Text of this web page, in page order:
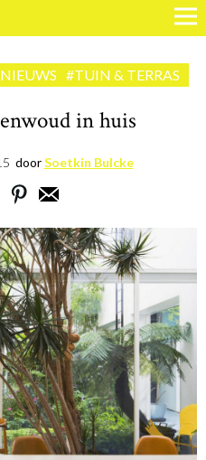
#TUIN & TERRAS
in huis
doorSoetkin Bulcke